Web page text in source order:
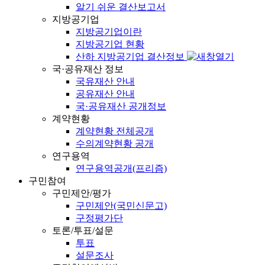
알기 쉬운 결산보고서
지방공기업
지방공기업이란
지방공기업 현황
산하 지방공기업 결산정보
국·공유재산 정보
국유재산 안내
공유재산 안내
국·공유재산 공개정보
계약현황
계약현황 전체공개
수의계약현황 공개
연구용역
연구용역공개(프리즘)
구민참여
구민제안/평가
구민제안(국민신문고)
구정평가단
토론/투표/설문
투표
설문조사